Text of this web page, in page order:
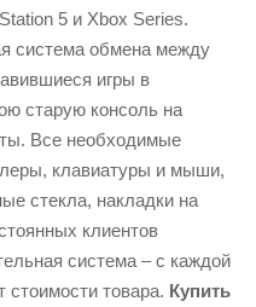
5 и Xbox Series.
система обмена между
игры в
старую консоль на
Все необходимые
клавиатуры и мыши,
стекла, накладки на
клиентов
система – с каждой
стоимости товара. Купить